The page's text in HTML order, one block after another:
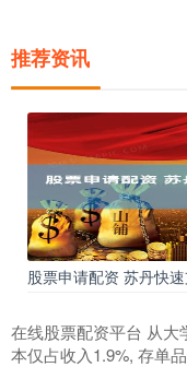
推荐资讯
股票申请配资 苏丹快
在线股票配资平台 从
本仅占收入1.9%, 存单